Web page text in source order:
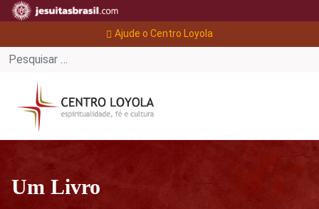
Ajude o Centro Loyola
Um Livro